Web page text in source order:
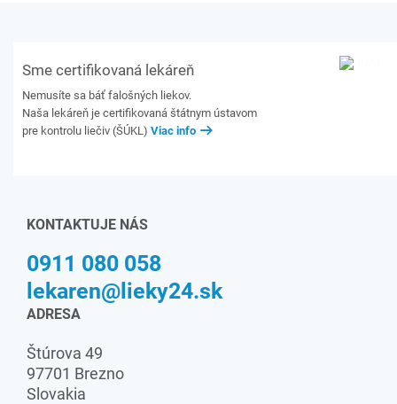
Sme certifikovaná lekáreň
Nemusíte sa báť falošných liekov.
Naša lekáreň je certifikovaná štátnym ústavom
pre kontrolu liečiv (ŠÚKL) Viac info
KONTAKTUJE NÁS
0911 080 058
lekaren@lieky24.sk
ADRESA
Štúrova 49
97701 Brezno
Slovakia